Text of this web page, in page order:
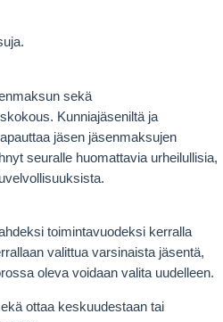
sekä
Kunniajäseniltä ja
jäsen jäsenmaksujen
seuralle huomattavia urheilullisia,
toimintavuodeksi kerralla
valittua varsinaista jäsentä,
oleva voidaan valita uudelleen.
ottaa keskuudestaan tai